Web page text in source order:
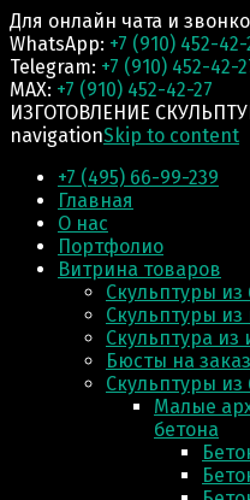
Для онлайн чата и
WhatsApp: +7 (910) 452-42-
Telegram: +7 (910) 452-42-
MAX: +7 (910) 452-42-27
ИЗГОТОВЛЕНИЕ
navigationSkip to content
+7 (495) 66-99-239
Главная
О нас
Портфолио
Витрина товаров
Скульптуры из
Скульптуры из
Скульптура из
Бюсты на заказ
Скульптуры из
Малые
бетона